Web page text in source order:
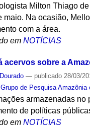
Milton Thiago
maio. Na ocasião,
com a área.
em NOTÍCIAS
acervos sobre a
— publicado 28/03/
,Grupo de Pesquisa
armazenadas no
de políticas
em NOTÍCIAS